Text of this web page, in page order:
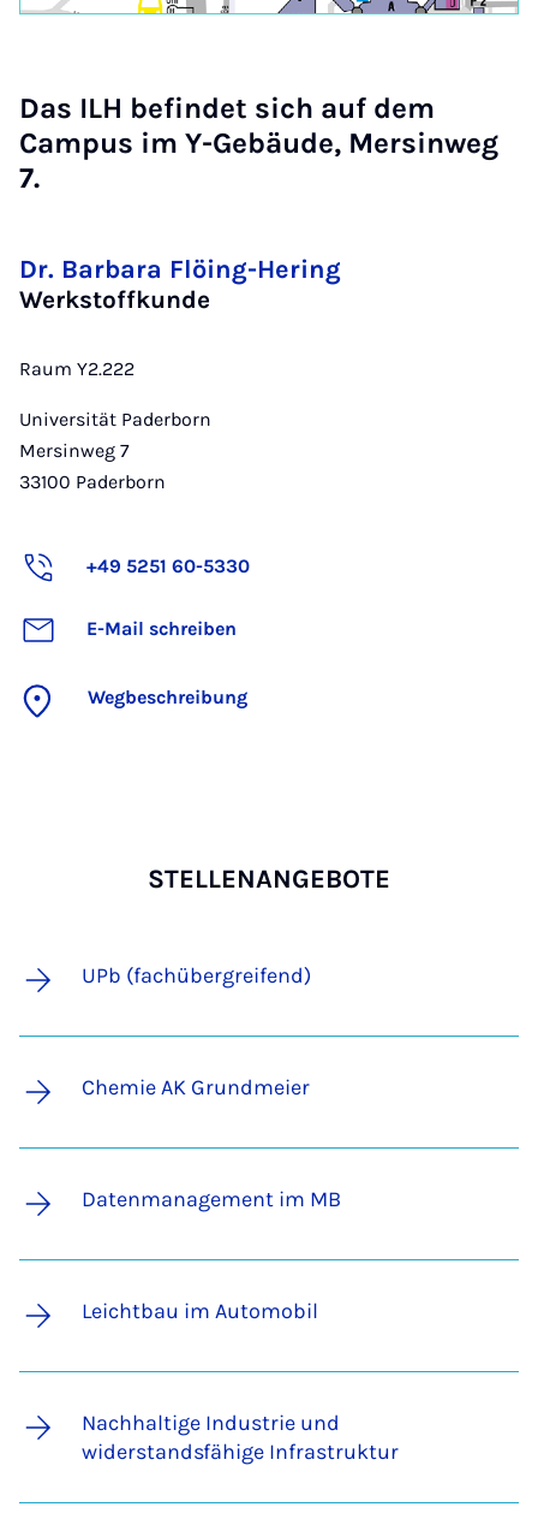
Das ILH befindet sich auf dem
Campus im Y-Gebäude, Mersinweg
7.
Dr. Barbara Flöing-Hering
Werkstoffkunde
Raum Y2.222
Universität Paderborn
Mersinweg 7
33100 Paderborn
+49 5251 60-5330
E-Mail schreiben
Wegbeschreibung
STELLENANGEBOTE
UPb (fachübergreifend)
Chemie AK Grundmeier
Datenmanagement im MB
Leichtbau im Automobil
Nachhaltige Industrie und
widerstandsfähige Infrastruktur